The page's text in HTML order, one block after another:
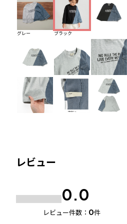
グレー ブラック
レビュー
0.0
レビュー件数： 0件